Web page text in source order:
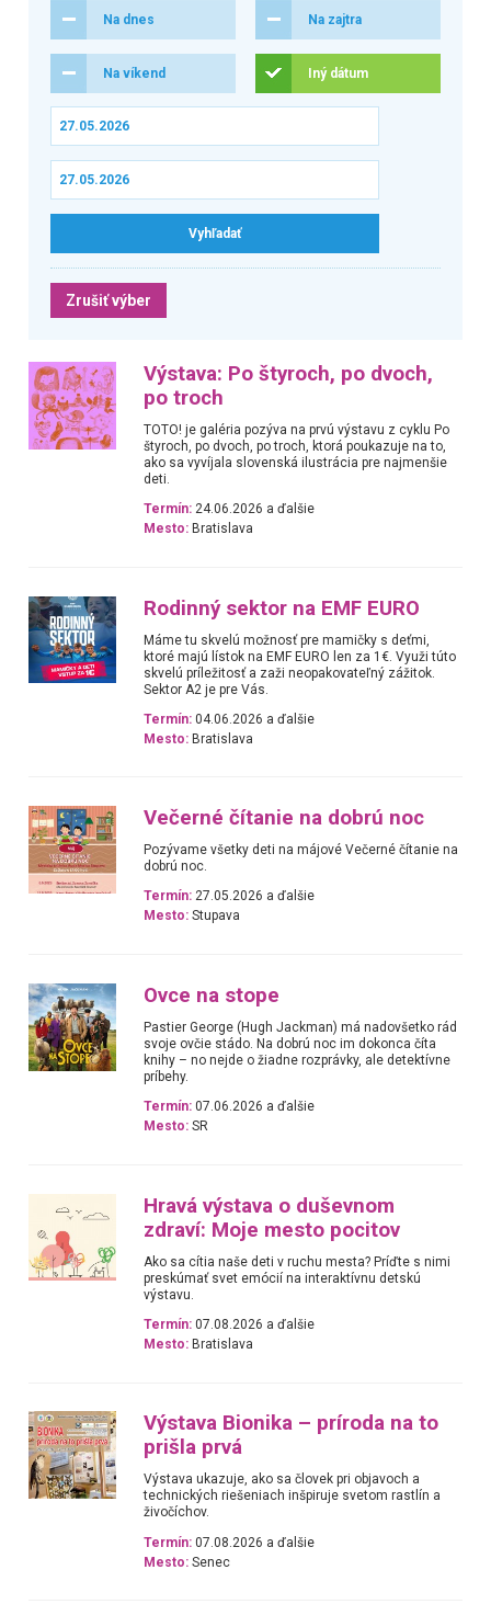
Na dnes Na zajtra
Na víkend Iný dátum
Zrušiť výber
Výstava: Po štyroch, po dvoch,
po troch
TOTO! je galéria pozýva na prvú výstavu z cyklu Po
štyroch, po dvoch, po troch, ktorá poukazuje na to,
ako sa vyvíjala slovenská ilustrácia pre najmenšie
deti.
Termín: 24.06.2026 a ďalšie
Mesto: Bratislava
Rodinný sektor na EMF EURO
Máme tu skvelú možnosť pre mamičky s deťmi,
ktoré majú lístok na EMF EURO len za 1€. Využi túto
skvelú príležitosť a zaži neopakovateľný zážitok.
Sektor A2 je pre Vás.
Termín: 04.06.2026 a ďalšie
Mesto: Bratislava
Večerné čítanie na dobrú noc
Pozývame všetky deti na májové Večerné čítanie na
dobrú noc.
Termín: 27.05.2026 a ďalšie
Mesto: Stupava
Ovce na stope
Pastier George (Hugh Jackman) má nadovšetko rád
svoje ovčie stádo. Na dobrú noc im dokonca číta
knihy – no nejde o žiadne rozprávky, ale detektívne
príbehy.
Termín: 07.06.2026 a ďalšie
Mesto: SR
Hravá výstava o duševnom
zdraví: Moje mesto pocitov
Ako sa cítia naše deti v ruchu mesta? Príďte s nimi
preskúmať svet emócií na interaktívnu detskú
výstavu.
Termín: 07.08.2026 a ďalšie
Mesto: Bratislava
Výstava Bionika – príroda na to
prišla prvá
Výstava ukazuje, ako sa človek pri objavoch a
technických riešeniach inšpiruje svetom rastlín a
živočíchov.
Termín: 07.08.2026 a ďalšie
Mesto: Senec